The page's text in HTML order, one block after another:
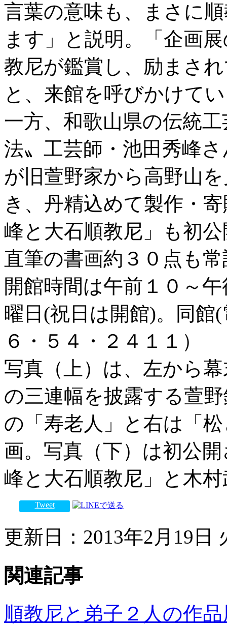
言葉の意味も、まさに
ます」と説明。「企画
教尼が鑑賞し、励まさ
と、来館を呼びかけて
一方、和歌山県の伝統
法〟工芸師・池田秀峰
が旧萱野家から高野山
き、丹精込めて製作・
峰と大石順教尼」も初
直筆の書画約３０点も
開館時間は午前１０～
曜日(祝日は開館)。同館
６・５４・２４１１）
写真（上）は、左から
の三連幅を披露する萱
の「寿老人」と右は「
画。写真（下）は初公
峰と大石順教尼」と木
Tweet
更新日：2013年2月19日
関連記事
順教尼と弟子２人の作